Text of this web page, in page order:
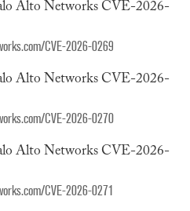
Alto Networks CVE-2026-
CVE-2026-0269
Alto Networks CVE-2026-
CVE-2026-0270
Alto Networks CVE-2026-
CVE-2026-0271